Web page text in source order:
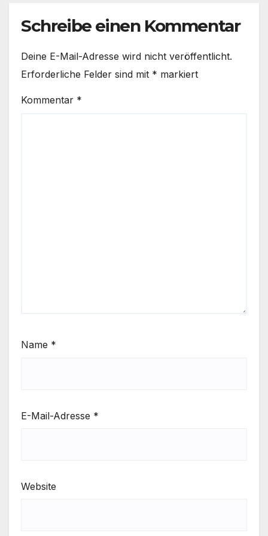
Schreibe einen Kommentar
Deine E-Mail-Adresse wird nicht veröffentlicht.
Erforderliche Felder sind mit * markiert
Kommentar *
Name *
E-Mail-Adresse *
Website